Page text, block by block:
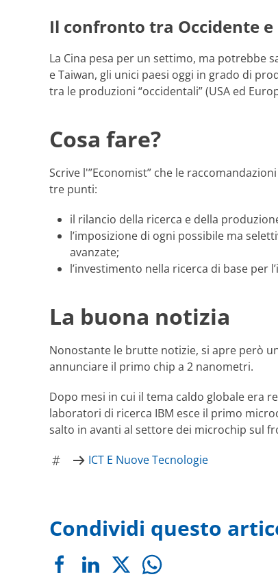
Il confronto tra Occidente e
La Cina pesa per un settimo, ma potrebbe
e Taiwan, gli unici paesi oggi in grado di
tra le produzioni “occidentali” (USA ed
Cosa fare?
Scrive l'”Economist” che le
tre punti:
il rilancio della ricerca e della
l’imposizione di ogni possibile ma
avanzate;
l’investimento nella ricerca di base
La buona notizia
Nonostante le brutte notizie, si apre però
annunciare il primo chip a 2 nanometri.
Dopo mesi in cui il tema caldo globale era
laboratori di ricerca IBM esce il primo
salto in avanti al settore dei microchip sul
ICT E Nuove Tecnologie
Condividi questo